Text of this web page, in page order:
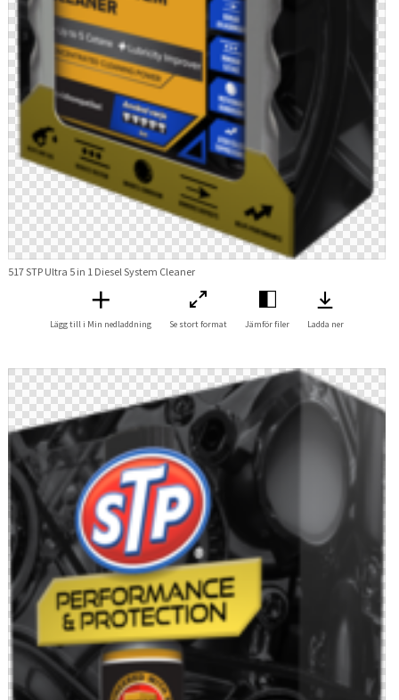
517 STP Ultra 5 in 1 Diesel System Cleaner
Lägg till i Min nedladdning Se stort format Jämför filer Ladda ner